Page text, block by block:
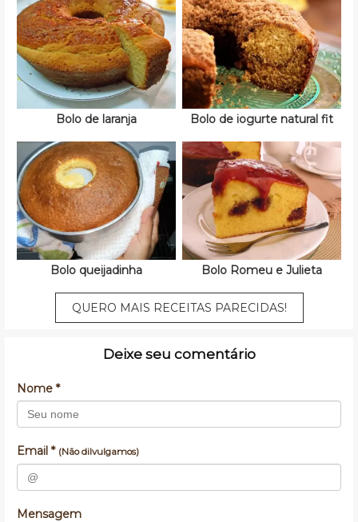
Bolo de laranja Bolo de iogurte natural fit
Bolo queijadinha Bolo Romeu e Julieta
QUERO MAIS RECEITAS PARECIDAS!
Deixe seu comentário
Nome *
Email * (Não dilvulgamos)
Mensagem